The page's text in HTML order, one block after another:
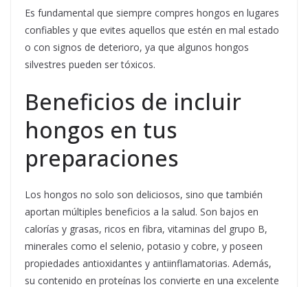
Es fundamental que siempre compres hongos en lugares
confiables y que evites aquellos que estén en mal estado
o con signos de deterioro, ya que algunos hongos
silvestres pueden ser tóxicos.
Beneficios de incluir
hongos en tus
preparaciones
Los hongos no solo son deliciosos, sino que también
aportan múltiples beneficios a la salud. Son bajos en
calorías y grasas, ricos en fibra, vitaminas del grupo B,
minerales como el selenio, potasio y cobre, y poseen
propiedades antioxidantes y antiinflamatorias. Además,
su contenido en proteínas los convierte en una excelente